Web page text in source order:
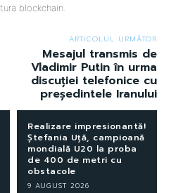
blockchain.
ARTICOLUL URMĂTOR
Mesajul transmis de
Vladimir Putin în urma
discuției telefonice cu
președintele Iranului
Realizare impresionantă!
Ștefania Uță, campioană
mondială U20 la proba
de 400 de metri cu
obstacole
9 AUGUST 2026